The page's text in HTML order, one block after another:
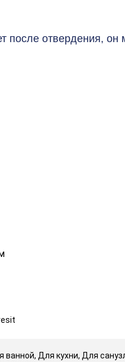
после отвердения, он
ванной, Для кухни, Для